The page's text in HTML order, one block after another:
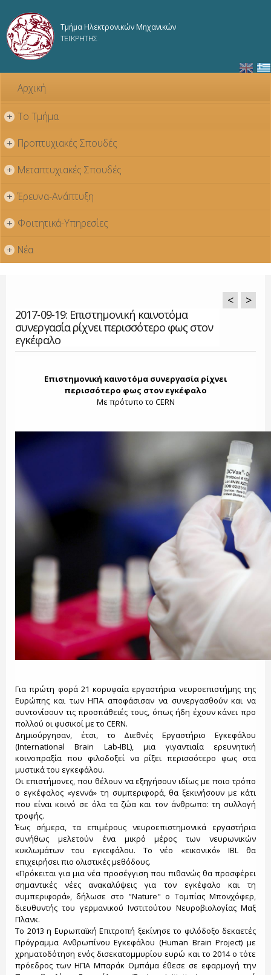
κυρίως
Τμήμα Ηλεκτρονικών Μηχανικών
ΤΕΙ ΚΡΗΤΗΣ
Αρχική
+ Το Τμήμα
+ Προπτυχιακές Σπουδές
+ Μεταπτυχιακές Σπουδές
+ Έρευνα-Ανάπτυξη
+ Φοιτητικά-Υπηρεσίες
+ Νέα
2017-09-19: Επιστημονική καινοτόμα
συνεργασία ρίχνει περισσότερο φως στον
εγκέφαλο
< >
Επιστημονική καινοτόμα συνεργασία ρίχνει
περισσότερο φως στον εγκέφαλο
Με πρότυπο το CERN
Για πρώτη φορά 21 κορυφαία εργαστήρια νευροεπιστήμης της
Ευρώπης και των ΗΠΑ αποφάσισαν να συνεργασθούν και να
συντονίσουν τις προσπάθειές τους, όπως ήδη έχουν κάνει προ
πολλού οι φυσικοί με το CERN.
Δημιούργησαν, έτσι, το Διεθνές Εργαστήριο Εγκεφάλου
(International Brain Lab-IBL), μια γιγαντιαία ερευνητική
κοινοπραξία που φιλοδοξεί να ρίξει περισσότερο φως στα
μυστικά του εγκεφάλου.
Οι επιστήμονες, που θέλουν να εξηγήσουν ιδίως με ποιο τρόπο
ο εγκέφαλος «γεννά» τη συμπεριφορά, θα ξεκινήσουν με κάτι
που είναι κοινό σε όλα τα ζώα και τον άνθρωπο: τη συλλογή
τροφής.
Έως σήμερα, τα επιμέρους νευροεπιστημονικά εργαστήρια
συνήθως μελετούν ένα μικρό μέρος των νευρωνικών
κυκλωμάτων του εγκεφάλου. Το νέο «εικονικό» IBL θα
επιχειρήσει πιο ολιστικές μεθόδους.
«Πρόκειται για μια νέα προσέγγιση που πιθανώς θα προσφέρει
σημαντικές νέες ανακαλύψεις για τον εγκέφαλο και τη
συμπεριφορά», δήλωσε στο "Nature" ο Τομπίας Μπονχόφερ,
διευθυντής του γερμανικού Ινστιτούτου Νευροβιολογίας Μαξ
Πλανκ.
Το 2013 η Ευρωπαϊκή Επιτροπή ξεκίνησε το φιλόδοξο δεκαετές
Πρόγραμμα Ανθρωπίνου Εγκεφάλου (Human Brain Project) με
χρηματοδότηση ενός δισεκατομμυρίου ευρώ και το 2014 ο τότε
πρόεδρος των ΗΠΑ Μπαράκ Ομπάμα έθεσε σε εφαρμογή την